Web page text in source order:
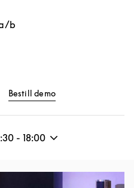
b
Tab
Bestill demo
- 18:00